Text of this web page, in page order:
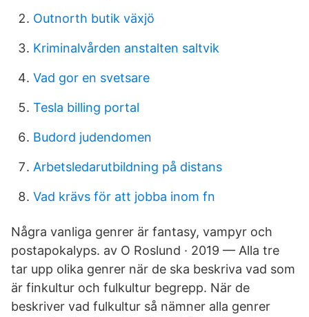
Outnorth butik växjö
Kriminalvården anstalten saltvik
Vad gor en svetsare
Tesla billing portal
Budord judendomen
Arbetsledarutbildning på distans
Vad krävs för att jobba inom fn
Några vanliga genrer är fantasy, vampyr och
postapokalyps. av O Roslund · 2019 — Alla tre
tar upp olika genrer när de ska beskriva vad som
är finkultur och fulkultur begrepp. När de
beskriver vad fulkultur så nämner alla genrer